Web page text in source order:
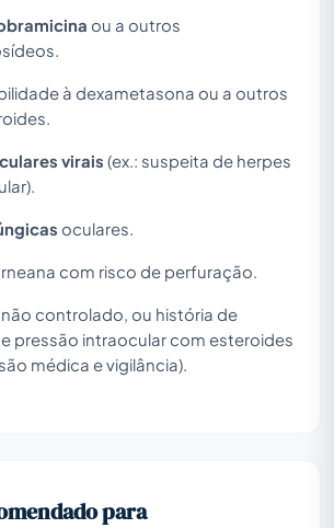
ou a outros
à dexametasona ou a outros
virais (ex.: suspeita de herpes
oculares.
com risco de perfuração.
não controlado, ou história de
pressão intraocular com esteroides
médica e vigilância).
para